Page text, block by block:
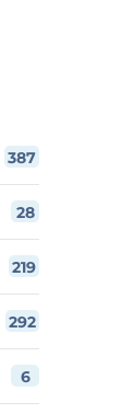
387
28
219
292
6